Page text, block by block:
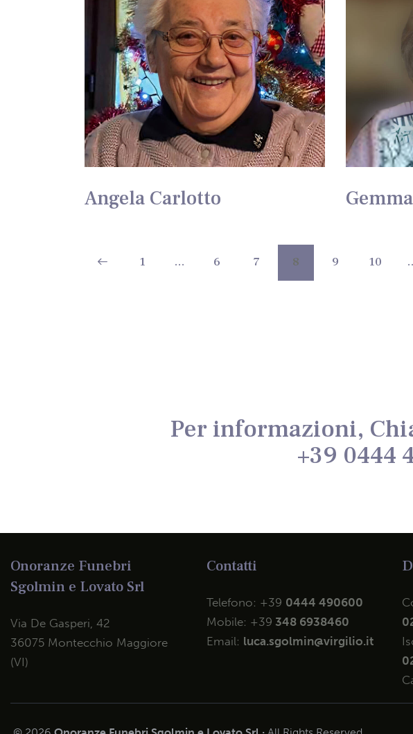
Angela Carlotto
1 … 6 7 8 9 10
Per informazioni,
+39 0444
Onoranze Funebri
Sgolmin e Lovato Srl
Via De Gasperi, 42
36075 Montecchio Maggiore
(VI)
Contatti
Telefono: +39 0444 490600
Mobile: +39 348 6938460
Email: luca.sgolmin@virgilio.it